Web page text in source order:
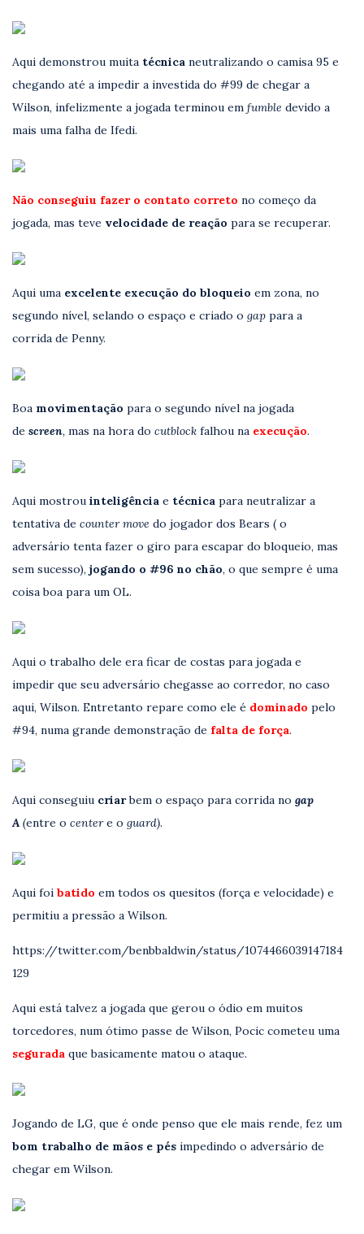
Aqui demonstrou muita técnica neutralizando o camisa 95 e
chegando até a impedir a investida do #99 de chegar a
Wilson, infelizmente a jogada terminou em fumble devido a
mais uma falha de Ifedi.
Não conseguiu fazer o contato correto no começo da
jogada, mas teve velocidade de reação para se recuperar.
Aqui uma excelente execução do bloqueio em zona, no
segundo nível, selando o espaço e criado o gap para a
corrida de Penny.
Boa movimentação para o segundo nível na jogada
de screen, mas na hora do cutblock falhou na execução.
Aqui mostrou inteligência e técnica para neutralizar a
tentativa de counter move do jogador dos Bears ( o
adversário tenta fazer o giro para escapar do bloqueio, mas
sem sucesso), jogando o #96 no chão, o que sempre é uma
coisa boa para um OL.
Aqui o trabalho dele era ficar de costas para jogada e
impedir que seu adversário chegasse ao corredor, no caso
aqui, Wilson. Entretanto repare como ele é dominado pelo
#94, numa grande demonstração de falta de força.
Aqui conseguiu criarbem o espaço para corrida no gap
A (entre o centere o guard).
Aqui foi batido em todos os quesitos (força e velocidade) e
permitiu a pressão a Wilson.
https://twitter.com/benbbaldwin/status/1074466039147184
129
Aqui está talvez a jogada que gerou o ódio em muitos
torcedores, num ótimo passe de Wilson, Pocic cometeu uma
segurada que basicamente matou o ataque.
Jogando de LG, que é onde penso que ele mais rende, fez um
bom trabalho de mãos e pés impedindo o adversário de
chegar em Wilson.